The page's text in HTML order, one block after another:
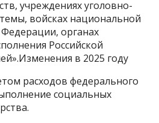
учреждениях уголовно-
войсках национальной
органах
Российской
в 2025 году
расходов федерального
социальных